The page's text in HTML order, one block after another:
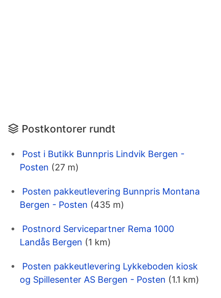
Postkontorer rundt
Post i Butikk Bunnpris Lindvik Bergen -
Posten (27 m)
Posten pakkeutlevering Bunnpris Montana
Bergen - Posten (435 m)
Postnord Servicepartner Rema 1000
Landås Bergen (1 km)
Posten pakkeutlevering Lykkeboden kiosk
og Spillesenter AS Bergen - Posten (1.1 km)